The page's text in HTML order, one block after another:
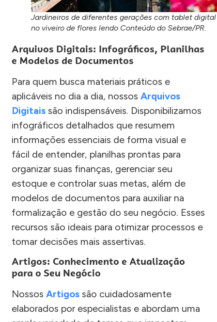
Jardineiros de diferentes gerações com tablet digital
no viveiro de flores lendo Conteúdo do Sebrae/PR.
Arquivos Digitais: Infográficos, Planilhas
e Modelos de Documentos
Para quem busca materiais práticos e
aplicáveis no dia a dia, nossos Arquivos
Digitais são indispensáveis. Disponibilizamos
infográficos detalhados que resumem
informações essenciais de forma visual e
fácil de entender, planilhas prontas para
organizar suas finanças, gerenciar seu
estoque e controlar suas metas, além de
modelos de documentos para auxiliar na
formalização e gestão do seu negócio. Esses
recursos são ideais para otimizar processos e
tomar decisões mais assertivas.
Artigos: Conhecimento e Atualização
para o Seu Negócio
Nossos Artigos são cuidadosamente
elaborados por especialistas e abordam uma